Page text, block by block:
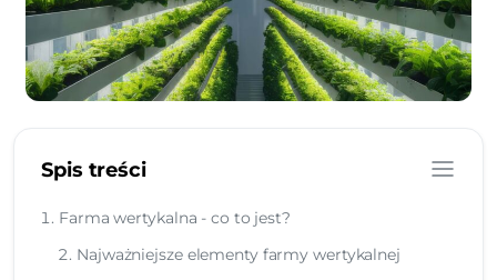
Spis treści
Farma wertykalna - co to jest?
Najważniejsze elementy farmy wertykalnej